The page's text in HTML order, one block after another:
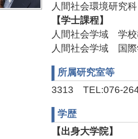
人間社会環境研究
【学士課程】
人間社会学域 学
人間社会学域 国
所属研究室等
3313 TEL:076-
学歴
【出身大学院】